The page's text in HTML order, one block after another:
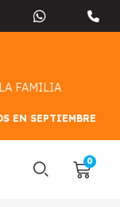
FAMILIA
EN SEPTIEMBRE